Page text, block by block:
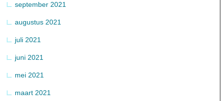
september 2021
augustus 2021
juli 2021
juni 2021
mei 2021
maart 2021